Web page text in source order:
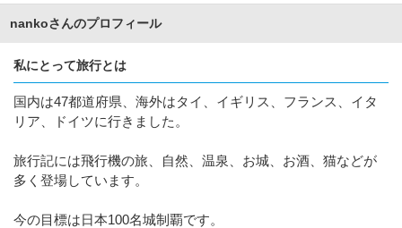
nankoさんのプロフィール
私にとって旅行とは
国内は47都道府県、海外はタイ、イギリス、フランス、イタ
リア、ドイツに行きました。
旅行記には飛行機の旅、自然、温泉、お城、お酒、猫などが
多く登場しています。
今の目標は日本100名城制覇です。